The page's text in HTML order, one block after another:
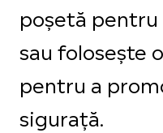
poșetă
sau folosește
pentru a
sigurață.